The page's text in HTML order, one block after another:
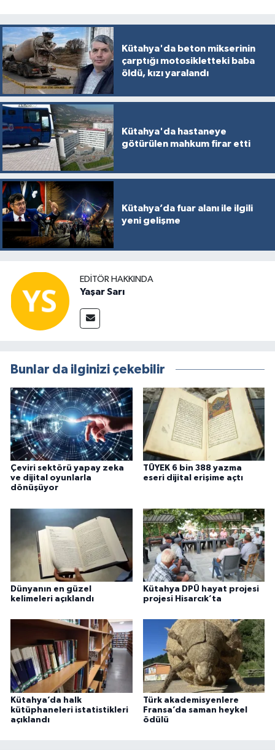
Kütahya'da beton mikserinin
çarptığı motosikletteki baba
öldü, kızı yaralandı
Kütahya'da hastaneye
götürülen mahkum firar etti
Kütahya’da fuar alanı ile ilgili
yeni gelişme
EDITÖR HAKKINDA
Yaşar Sarı
Bunlar da ilginizi çekebilir
Çeviri sektörü yapay zeka
ve dijital oyunlarla
dönüşüyor
TÜYEK 6 bin 388 yazma
eseri dijital erişime açtı
Dünyanın en güzel
kelimeleri açıklandı
Kütahya DPÜ hayat projesi
projesi Hisarcık’ta
Kütahya’da halk
kütüphaneleri istatistikleri
açıklandı
Türk akademisyenlere
Fransa’da saman heykel
ödülü